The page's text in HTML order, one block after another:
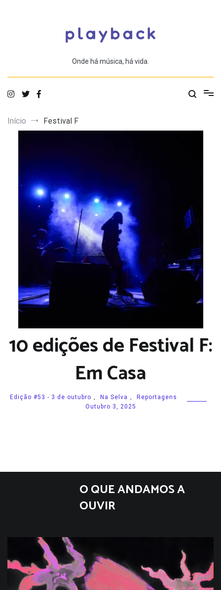
Onde há música, há vida.
Início Festival F
10 edições de Festival F:
Em Casa
Edição #53 - 3 de outubro , Na Selva ,
Reportagens
Outubro 3, 2025
O QUE ANDAMOS A
OUVIR